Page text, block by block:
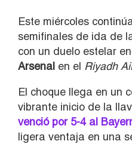
Este miércoles
semifinales de ida de
con un duelo estelar
Arsenal en el Riyadh
El choque llega en un
vibrante inicio de la
venció por 5-4 al
ligera ventaja en una